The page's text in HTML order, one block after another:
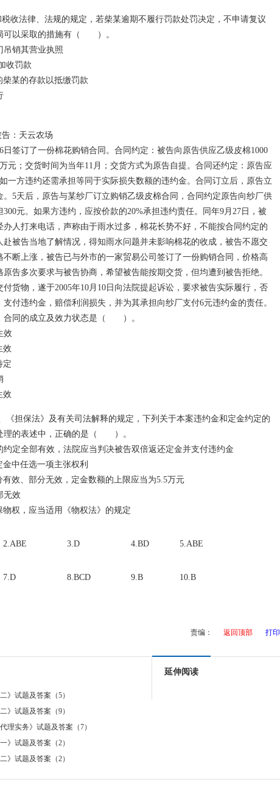
收法律、法规的规定，若柴某逾期不履行罚款处罚决定，不申请复议
可以采取的措施有（ ）。
吊销其营业执照
收罚款
某的存款以抵缴罚款
：天云农场
日签订了一份棉花购销合同。合同约定：被告向原告供应乙级皮棉1000
元；交货时间为当年11月；交货方式为原告自提。合同还约定：原告应
一方违约还需承担等同于实际损失数额的违约金。合同订立后，原告立
。5天后，原告与某纱厂订立购销乙级皮棉合同，合同约定原告向纱厂供
300元。如果方违约，应按价款的20%承担违约责任。同年9月27日，被
人打来电话，声称由于雨水过多，棉花长势不好，不能按合同约定的
赴被告当地了解情况，得知雨水问题并未影响棉花的收成，被告不愿交
断上涨，被告已与外市的一家贸易公司签订了一份购销合同，价格高
告多次要求与被告协商，希望被告能按期交货，但均遭到被告拒绝。
付货物，遂于2005年10月10日向法院提起诉讼，要求被告实际履行，否
付违约金，赔偿利润损失，并为其承担向纱厂支付6元违约金的责任。
合同的成立及效力状态是（ ）。
效
效
定
效
《担保法》及有关司法解释的规定，下列关于本案违约金和定金约定的
理的表述中，正确的是（ ）。
约定全部有效，法院应当判决被告双倍返还定金并支付违约金
中任选一项主张权利
效、部分无效，定金数额的上限应当为5.5万元
无效
权，应当适用《物权法》的规定
2.ABE 3.D 4.BD 5.ABE
7.D 8.BCD 9.B 10.B
责编： 返回顶部 打印
》试题及答案（5）
》试题及答案（9）
理实务》试题及答案（7）
》试题及答案（2）
》试题及答案（2）
延伸阅读